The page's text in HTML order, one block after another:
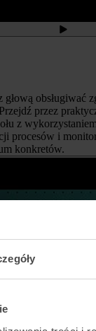
obsługiwać
przez
z
procesów i
konkretów.